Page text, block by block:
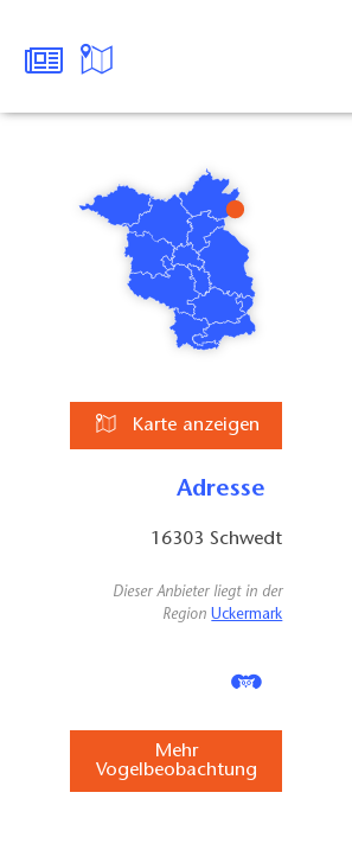
Karte anzeigen
Adresse
16303 Schwedt
Dieser Anbieter liegt in der
RegionUckermark
Mehr
Vogelbeobachtung